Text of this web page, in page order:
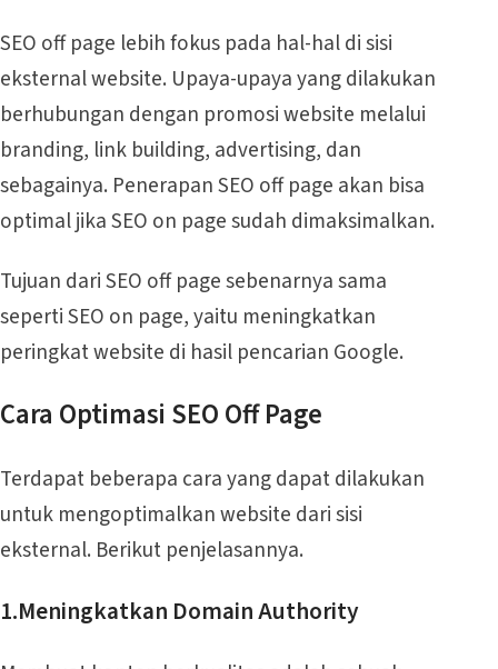
SEO off page lebih fokus pada hal-hal di sisi
eksternal website. Upaya-upaya yang dilakukan
berhubungan dengan promosi website melalui
branding, link building, advertising, dan
sebagainya. Penerapan SEO off page akan bisa
optimal jika SEO on page sudah dimaksimalkan.
Tujuan dari SEO off page sebenarnya sama
seperti SEO on page, yaitu meningkatkan
peringkat website di hasil pencarian Google.
Cara Optimasi SEO Off Page
Terdapat beberapa cara yang dapat dilakukan
untuk mengoptimalkan website dari sisi
eksternal. Berikut penjelasannya.
1.Meningkatkan Domain Authority